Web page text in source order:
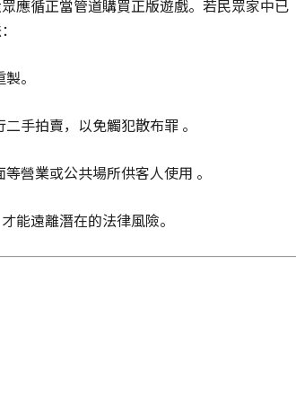
應循正當管道購買正版遊戲。若民眾家中已
。
手拍賣，以免觸犯散布罪 。
營業或公共場所供客人使用 。
能遠離潛在的法律風險。